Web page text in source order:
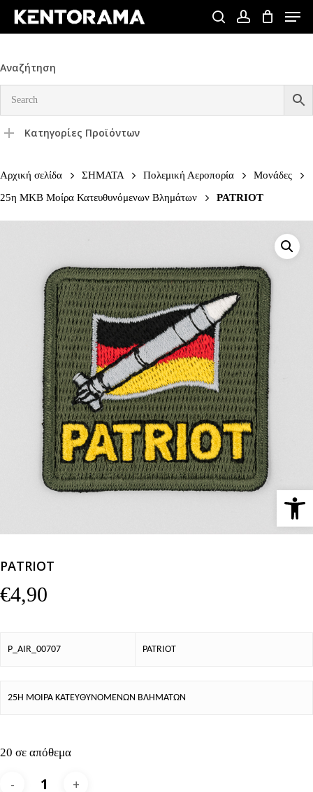
Skip
content
searchaccount
Menu
Αναζήτηση
Κατηγορίες Προϊόντων
Αρχική σελίδα ΣΗΜΑΤΑ Πολεμική Αεροπορία
Μονάδες
25η ΜΚΒ Μοίρα Κατευθυνόμενων Βλημάτων
PATRIOT
PATRIOT
€4,90
P_AIR_00707 PATRIOT
25Η ΜΟΙΡΑ ΚΑΤΕΥΘΥΝΟΜΕΝΩΝ ΒΛΗΜΑΤΩΝ
20 σε απόθεμα